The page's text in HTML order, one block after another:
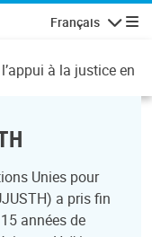
Français
à la justice en
Unies pour
a pris fin
années de